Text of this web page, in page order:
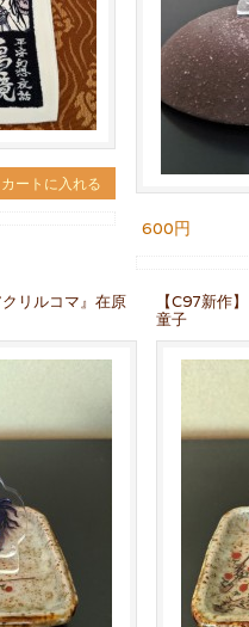
カートに入れる
600円
クリルコマ』在原
【C97新作
童子